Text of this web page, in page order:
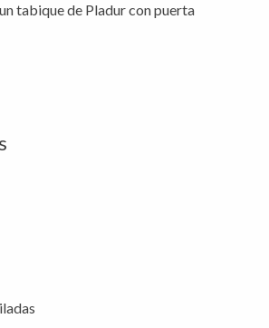
tabique de Pladur con puerta